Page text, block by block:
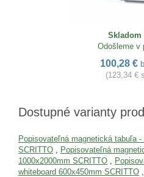
Skladom
Odošleme v
100,28 €
(123,34 €
Dostupné varianty
Popisovateľná magnetická tabuľa -
SCRITTO
Popisovateľná
1000x2000mm SCRITTO
whiteboard 600x450mm SCRITTO